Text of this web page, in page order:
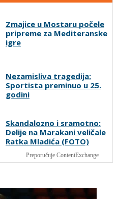
Zmajice u Mostaru počele
pripreme za Mediteranske
igre
godini